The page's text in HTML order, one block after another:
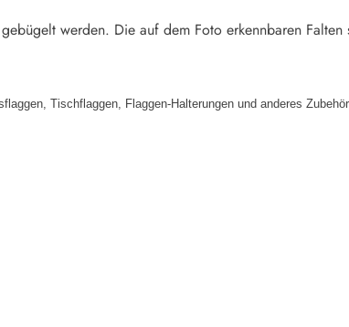
werden. Die auf dem Foto erkennbaren
Tischflaggen, Flaggen-Halterungen und anderes